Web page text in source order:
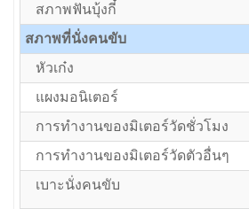
สภาพฟันบุ้งกี๋
สภาพที่นั่งคนขับ
หัวเก๋ง
แผงมอนิเตอร์
การทำงานของมิเตอร์วัดชั่วโมง
การทำงานของมิเตอร์วัดตัวอื่นๆ
เบาะนั่งคนขับ